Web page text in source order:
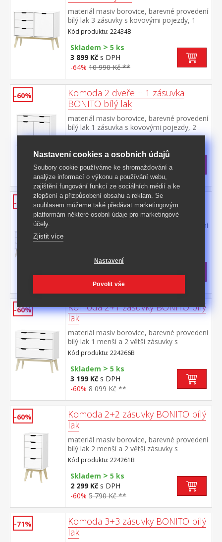
materiál masiv borovice, barevné provedení
bílý lak 3 zásuvky s kovovými pojezdy, 1
dvířka, 1 police
Kód produktu: 22434B
Skladem > 5 ks
3 899 Kč s DPH
-64% 10 990 Kč **
-60%
Komoda 2 dveře + 1 zásuvka
BONITO bílý lak
materiál masiv borovice, barevné provedení
bílý lak 1 zásuvka s kovovými pojezdy, 2
dvířka, 1 police
Skladem>5 ks
3 399 Kčs DPH
-60% 8 499 Kč **
-65%
Komoda 2 dveře + 3 zásuvky
BONITO bílý lak
materiál masiv borovice, barevné provedení
Skladem>5 ks
14 390 Kč **
-60%
Komoda 2+1 zásuvky BONITO bílý
lak
materiál masiv borovice, barevné provedení
bílý lak 1 menší a 2 větší zásuvky s
kovovými pojezdy
Kód produktu: 224266B
Skladem > 5 ks
3 199 Kč s DPH
-60% 8 099 Kč **
-60%
Komoda 2+2 zásuvky BONITO bílý
lak
materiál masiv borovice, barevné provedení
bílý lak 2 menší a 2 větší zásuvky s
kovovými pojezdy
Kód produktu: 224261B
Skladem > 5 ks
2 299 Kč s DPH
-60% 5 790 Kč **
-71%
Komoda 3+3 zásuvky BONITO bílý
lak
Nastavení cookies a osobních údajů
Soubory cookie používáme ke shromažďování a
analýze informací o výkonu a používání webu,
zajištění fungování funkcí ze sociálních médií a ke
zlepšení a přizpůsobení obsahu a reklam. Se
souhlasem můžeme také předávat marketingovým
platformám některé osobní údaje pro marketingové
účely.
Zjistit více
Nastavení
Povolit vše